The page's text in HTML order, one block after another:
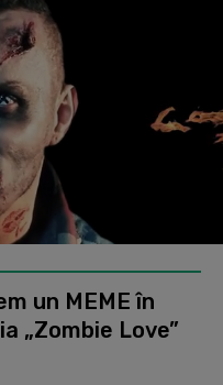
un MEME în
„Zombie Love”